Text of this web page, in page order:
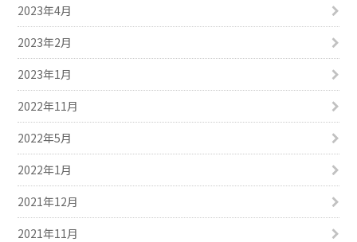
2023年4月
2023年2月
2023年1月
2022年11月
2022年5月
2022年1月
2021年12月
2021年11月